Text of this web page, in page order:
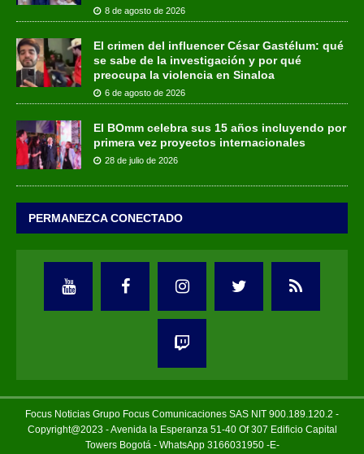
8 de agosto de 2026
El crimen del influencer César Gastélum: qué
se sabe de la investigación y por qué
preocupa la violencia en Sinaloa
6 de agosto de 2026
El BOmm celebra sus 15 años incluyendo por
primera vez proyectos internacionales
28 de julio de 2026
PERMANEZCA CONECTADO
Focus Noticias Grupo Focus Comunicaciones SAS NIT 900.189.120.2 -
Copyright@2023 - Avenida la Esperanza 51-40 Of 307 Edificio Capital
Towers Bogotá - WhatsApp 3166031950 -E-